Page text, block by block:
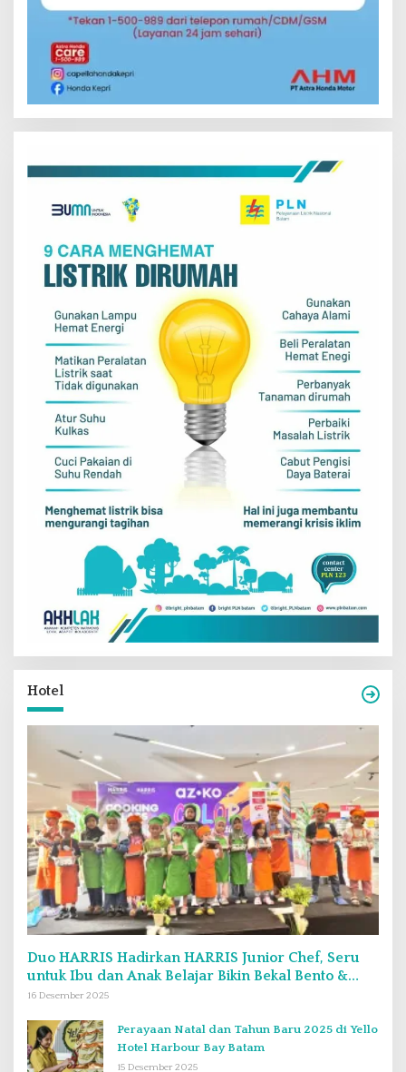
Hotel
Duo HARRIS Hadirkan HARRIS Junior Chef, Seru
untuk Ibu dan Anak Belajar Bikin Bekal Bento &
Kimbab
16 Desember 2025
Perayaan Natal dan Tahun Baru 2025 di Yello
Hotel Harbour Bay Batam
15 Desember 2025